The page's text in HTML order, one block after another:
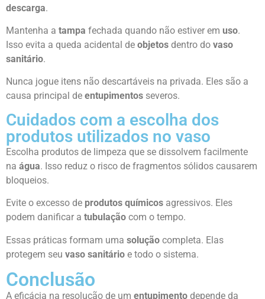
descarga.
Mantenha a tampa fechada quando não estiver em uso.
Isso evita a queda acidental de objetos dentro do vaso
sanitário.
Nunca jogue itens não descartáveis na privada. Eles são a
causa principal de entupimentos severos.
Cuidados com a escolha dos
produtos utilizados no vaso
Escolha produtos de limpeza que se dissolvem facilmente
na água. Isso reduz o risco de fragmentos sólidos causarem
bloqueios.
Evite o excesso de produtos químicos agressivos. Eles
podem danificar a tubulação com o tempo.
Essas práticas formam uma solução completa. Elas
protegem seu vaso sanitário e todo o sistema.
Conclusão
A eficácia na resolução de um entupimento depende da